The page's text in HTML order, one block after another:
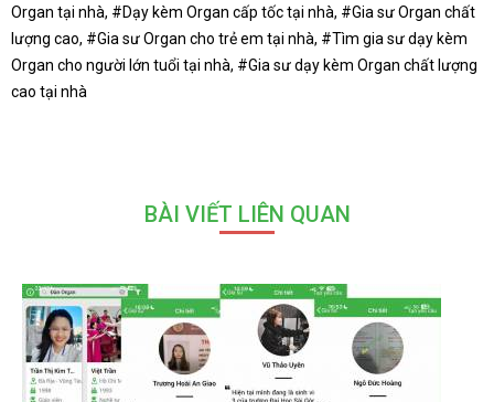
Organ tại nhà, #Dạy kèm Organ cấp tốc tại nhà, #Gia sư Organ chất
lượng cao, #Gia sư Organ cho trẻ em tại nhà, #Tìm gia sư dạy kèm
Organ cho người lớn tuổi tại nhà, #Gia sư dạy kèm Organ chất lượng
cao tại nhà
BÀI VIẾT LIÊN QUAN